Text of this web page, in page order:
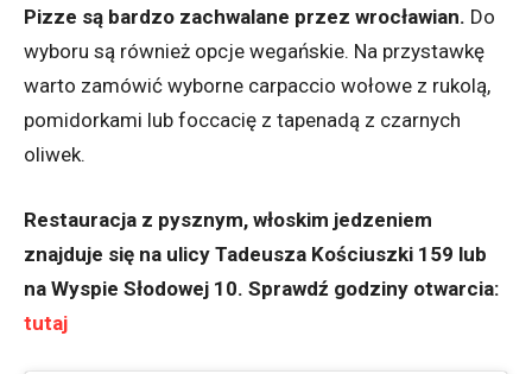
Pizze są bardzo zachwalane przez wrocławian. Do
wyboru są również opcje wegańskie. Na przystawkę
warto zamówić wyborne carpaccio wołowe z rukolą,
pomidorkami lub foccacię z tapenadą z czarnych
oliwek.
Restauracja z pysznym, włoskim jedzeniem
znajduje się na ulicy Tadeusza Kościuszki 159 lub
na Wyspie Słodowej 10. Sprawdź godziny otwarcia:
tutaj